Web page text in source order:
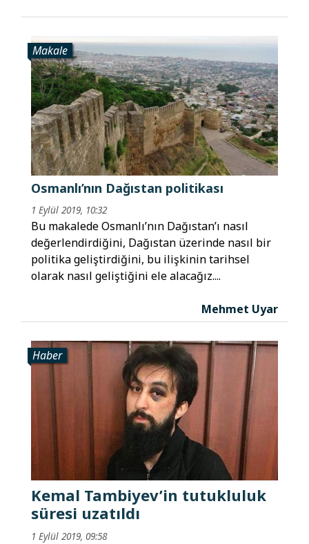
Makale
Osmanlı’nın Dağıstan politikası
1 Eylül 2019, 10:32
Bu makalede Osmanlı’nın Dağıstan’ı nasıl
değerlendirdiğini, Dağıstan üzerinde nasıl bir
politika geliştirdiğini, bu ilişkinin tarihsel
olarak nasıl geliştiğini ele alacağız....
Mehmet Uyar
Haber
Kemal Tambiyev’in tutukluluk
süresi uzatıldı
1 Eylül 2019, 09:58